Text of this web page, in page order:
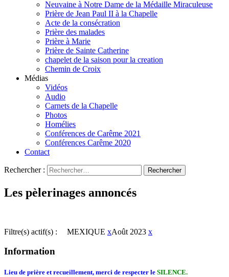
Neuvaine à Notre Dame de la Médaille Miraculeuse
Prière de Jean Paul II à la Chapelle
Acte de la consécration
Prière des malades
Prière à Marie
Prière de Sainte Catherine
chapelet de la saison pour la creation
Chemin de Croix
Médias
Vidéos
Audio
Carnets de la Chapelle
Photos
Homélies
Conférences de Carême 2021
Conférences Carême 2020
Contact
Rechercher :
Les pèlerinages annoncés
Filtre(s) actif(s) : MEXIQUE xAoût 2023 x
Information
Lieu de prière et recueillement, merci de respecter le SILENCE.